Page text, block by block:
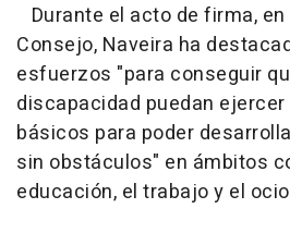
Durante el acto de firma,
Consejo, Naveira ha
esfuerzos "para conseguir
discapacidad puedan
básicos para poder
sin obstáculos" en ámbitos
educación, el trabajo y el